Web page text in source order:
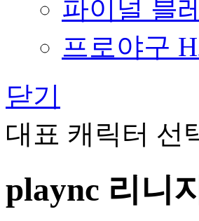
파이널 블
프로야구
닫기
대표 캐릭터 선
plaync 리니